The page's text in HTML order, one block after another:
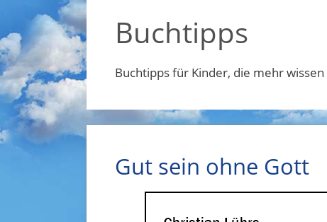
Buchtipps
Buchtipps für Kinder, die mehr
Gut sein ohne Gott